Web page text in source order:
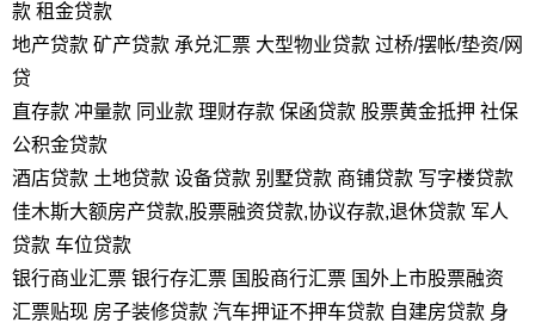
款 租金贷款
地产贷款 矿产贷款 承兑汇票 大型物业贷款 过桥/摆帐/垫资/网
贷
直存款 冲量款 同业款 理财存款 保函贷款 股票黄金抵押 社保
公积金贷款
酒店贷款 土地贷款 设备贷款 别墅贷款 商铺贷款 写字楼贷款
佳木斯大额房产贷款,股票融资贷款,协议存款,退休贷款 军人
贷款 车位贷款
银行商业汇票 银行存汇票 国股商行汇票 国外上市股票融资
汇票贴现 房子装修贷款 汽车押证不押车贷款 自建房贷款 身